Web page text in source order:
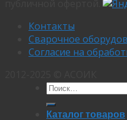
Контакты
Сварочное
Согласие на
Каталог товаров